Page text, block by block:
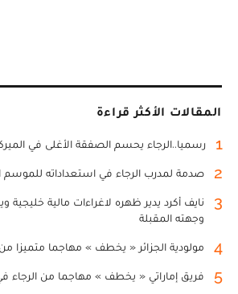
المقالات الأكثر قراءة
1 رسميا..الرجاء يحسم الصفقة الأغلى في
2 صدمة لمدرب الرجاء في استعداداته للموسم
3
نايف أكرد يدير ظهره لاغراءات مالية خليجية
وجهته المقبلة
4 مولودية الجزائر « يخطف » مهاجما متميزا من
5 فريق إماراتي « يخطف » مهاجما من الرجاء